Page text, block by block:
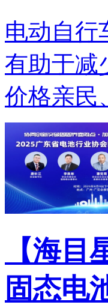
电动自行
有助于减
价格亲民
【海
固态电